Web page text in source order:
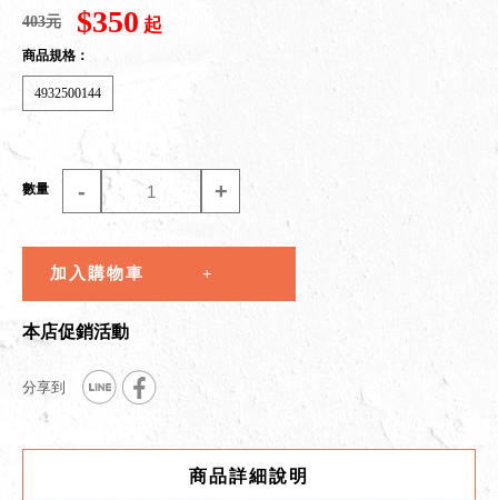
403元 $350 起
商品規格：
4932500144
數量 - +
加入購物車
本店促銷活動
商品詳細說明